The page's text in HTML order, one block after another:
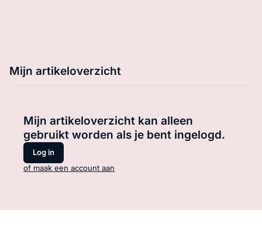
Mijn artikeloverzicht
Mijn artikeloverzicht kan alleen
gebruikt worden als je bent ingelogd.
Log in
of maak een account aan